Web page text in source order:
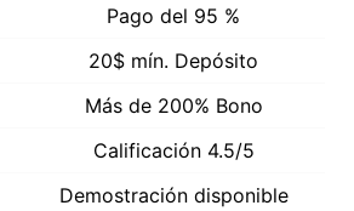
Pago del 95 %
20$ mín. Depósito
Más de 200% Bono
Calificación 4.5/5
Demostración disponible